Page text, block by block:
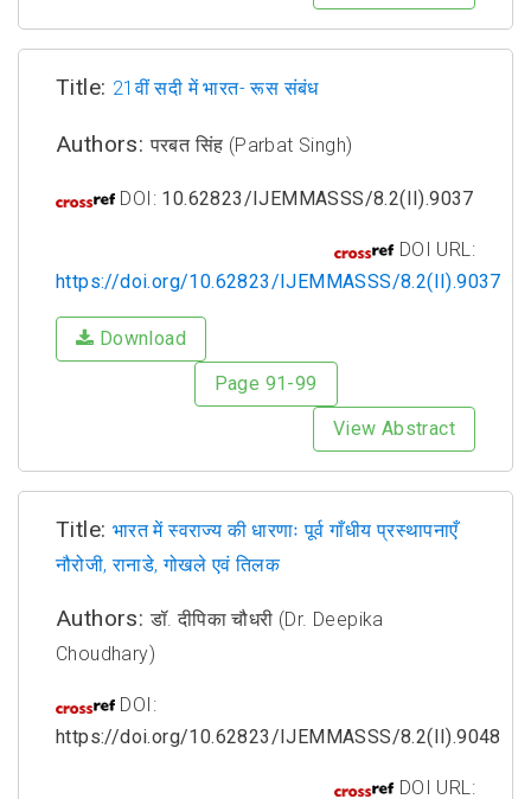
Title: 21वीं सदी में भारत- रूस संबंध
Authors:परबत सिंह (Parbat Singh)
DOI: 10.62823/IJEMMASSS/8.2(II).9037
DOI URL:
https://doi.org/10.62823/IJEMMASSS/8.2(II).9037
Download
Page 91-99
View Abstract
Title: भारत में स्वराज्य की धारणाः पूर्व गाँधीय प्रस्थापनाएँ
नौरोजी, रानाडे, गोखले एवं तिलक
Authors:डॉ. दीपिका चौधरी (Dr. Deepika
Choudhary)
DOI:
https://doi.org/10.62823/IJEMMASSS/8.2(II).9048
DOI URL: